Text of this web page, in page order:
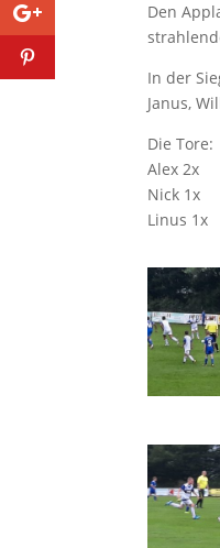
Den
In der
Janus,
Die Tore:
Alex 2x
Nick 1x
Linus 1x